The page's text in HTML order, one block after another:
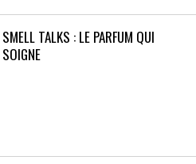
SMELL TALKS : LE PARFUM QUI
SOIGNE